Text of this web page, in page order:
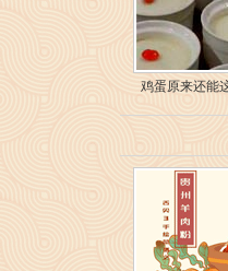
鸡蛋原来还能